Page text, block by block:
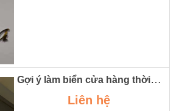
Gợi ý làm biển cửa hàng thời trang, mẫu biển quảng cáo chữ nổi.
Liên hệ